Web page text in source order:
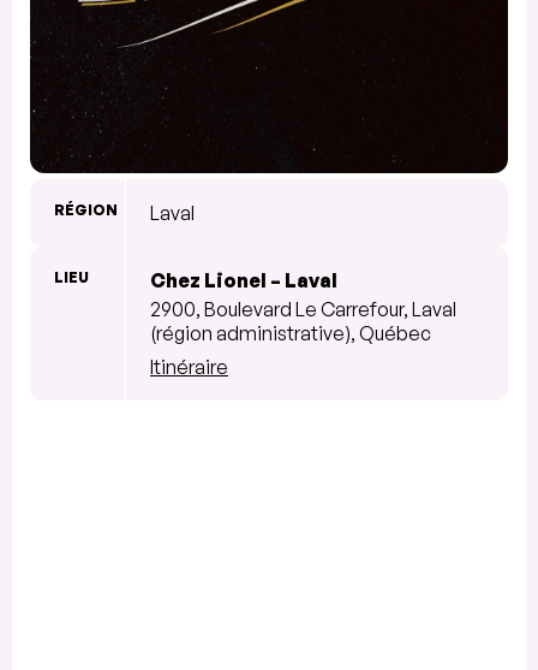
RÉGION Laval
LIEU
Chez Lionel – Laval
2900, Boulevard Le Carrefour, Laval
(région administrative), Québec
Itinéraire